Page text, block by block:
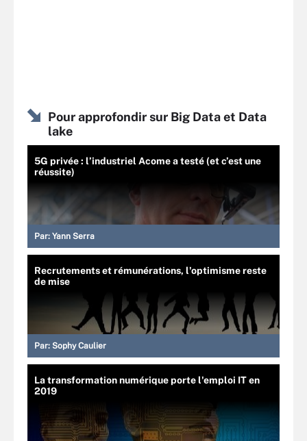
Pour approfondir sur Big Data et Data
lake
5G privée : l’industriel Acome a testé (et c’est une
réussite)
Par: Yann Serra
Recrutements et rémunérations, l'optimisme reste
de mise
Par: Sophy Caulier
La transformation numérique porte l'emploi IT en
2019